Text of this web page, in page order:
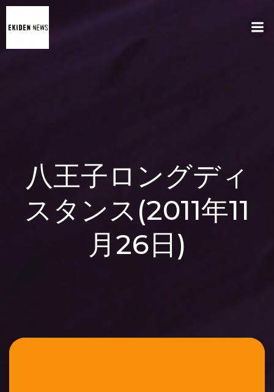
八王子ロングディ
スタンス(2011年11
月26日)